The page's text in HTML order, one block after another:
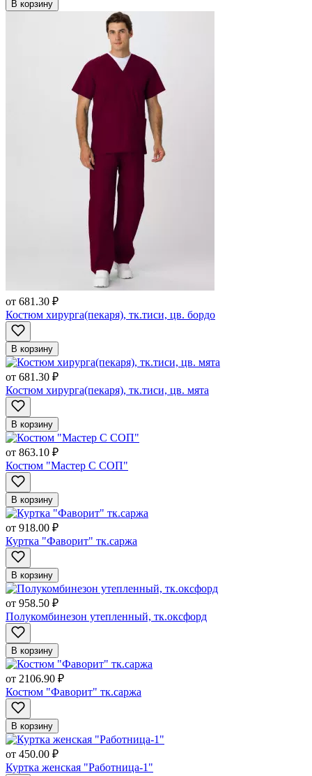
В корзину
от 681.30 ₽
Костюм хирурга(пекаря), тк.тиси, цв. бордо
В корзину
от 681.30 ₽
Костюм хирурга(пекаря), тк.тиси, цв. мята
В корзину
от 863.10 ₽
Костюм "Мастер С СОП"
В корзину
от 918.00 ₽
Куртка "Фаворит" тк.саржа
В корзину
от 958.50 ₽
Полукомбинезон утепленный, тк.оксфорд
В корзину
от 2106.90 ₽
Костюм "Фаворит" тк.саржа
В корзину
от 450.00 ₽
Куртка женская "Работница-1"